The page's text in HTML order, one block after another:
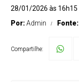
28/01/2026 às 16h15
Por:Admin Fonte:
Compartilhe: